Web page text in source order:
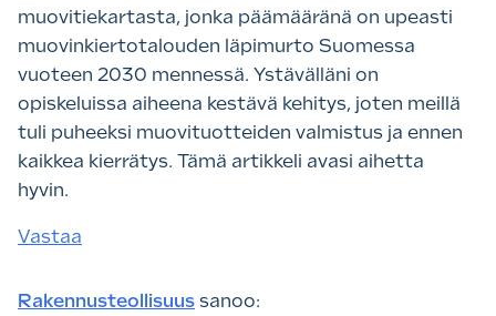
muovitiekartasta, jonka päämääränä on upeasti
muovinkiertotalouden läpimurto Suomessa
vuoteen 2030 mennessä. Ystävälläni on
opiskeluissa aiheena kestävä kehitys, joten meillä
tuli puheeksi muovituotteiden valmistus ja ennen
kaikkea kierrätys. Tämä artikkeli avasi aihetta
hyvin.
Vastaa
Rakennusteollisuus sanoo: